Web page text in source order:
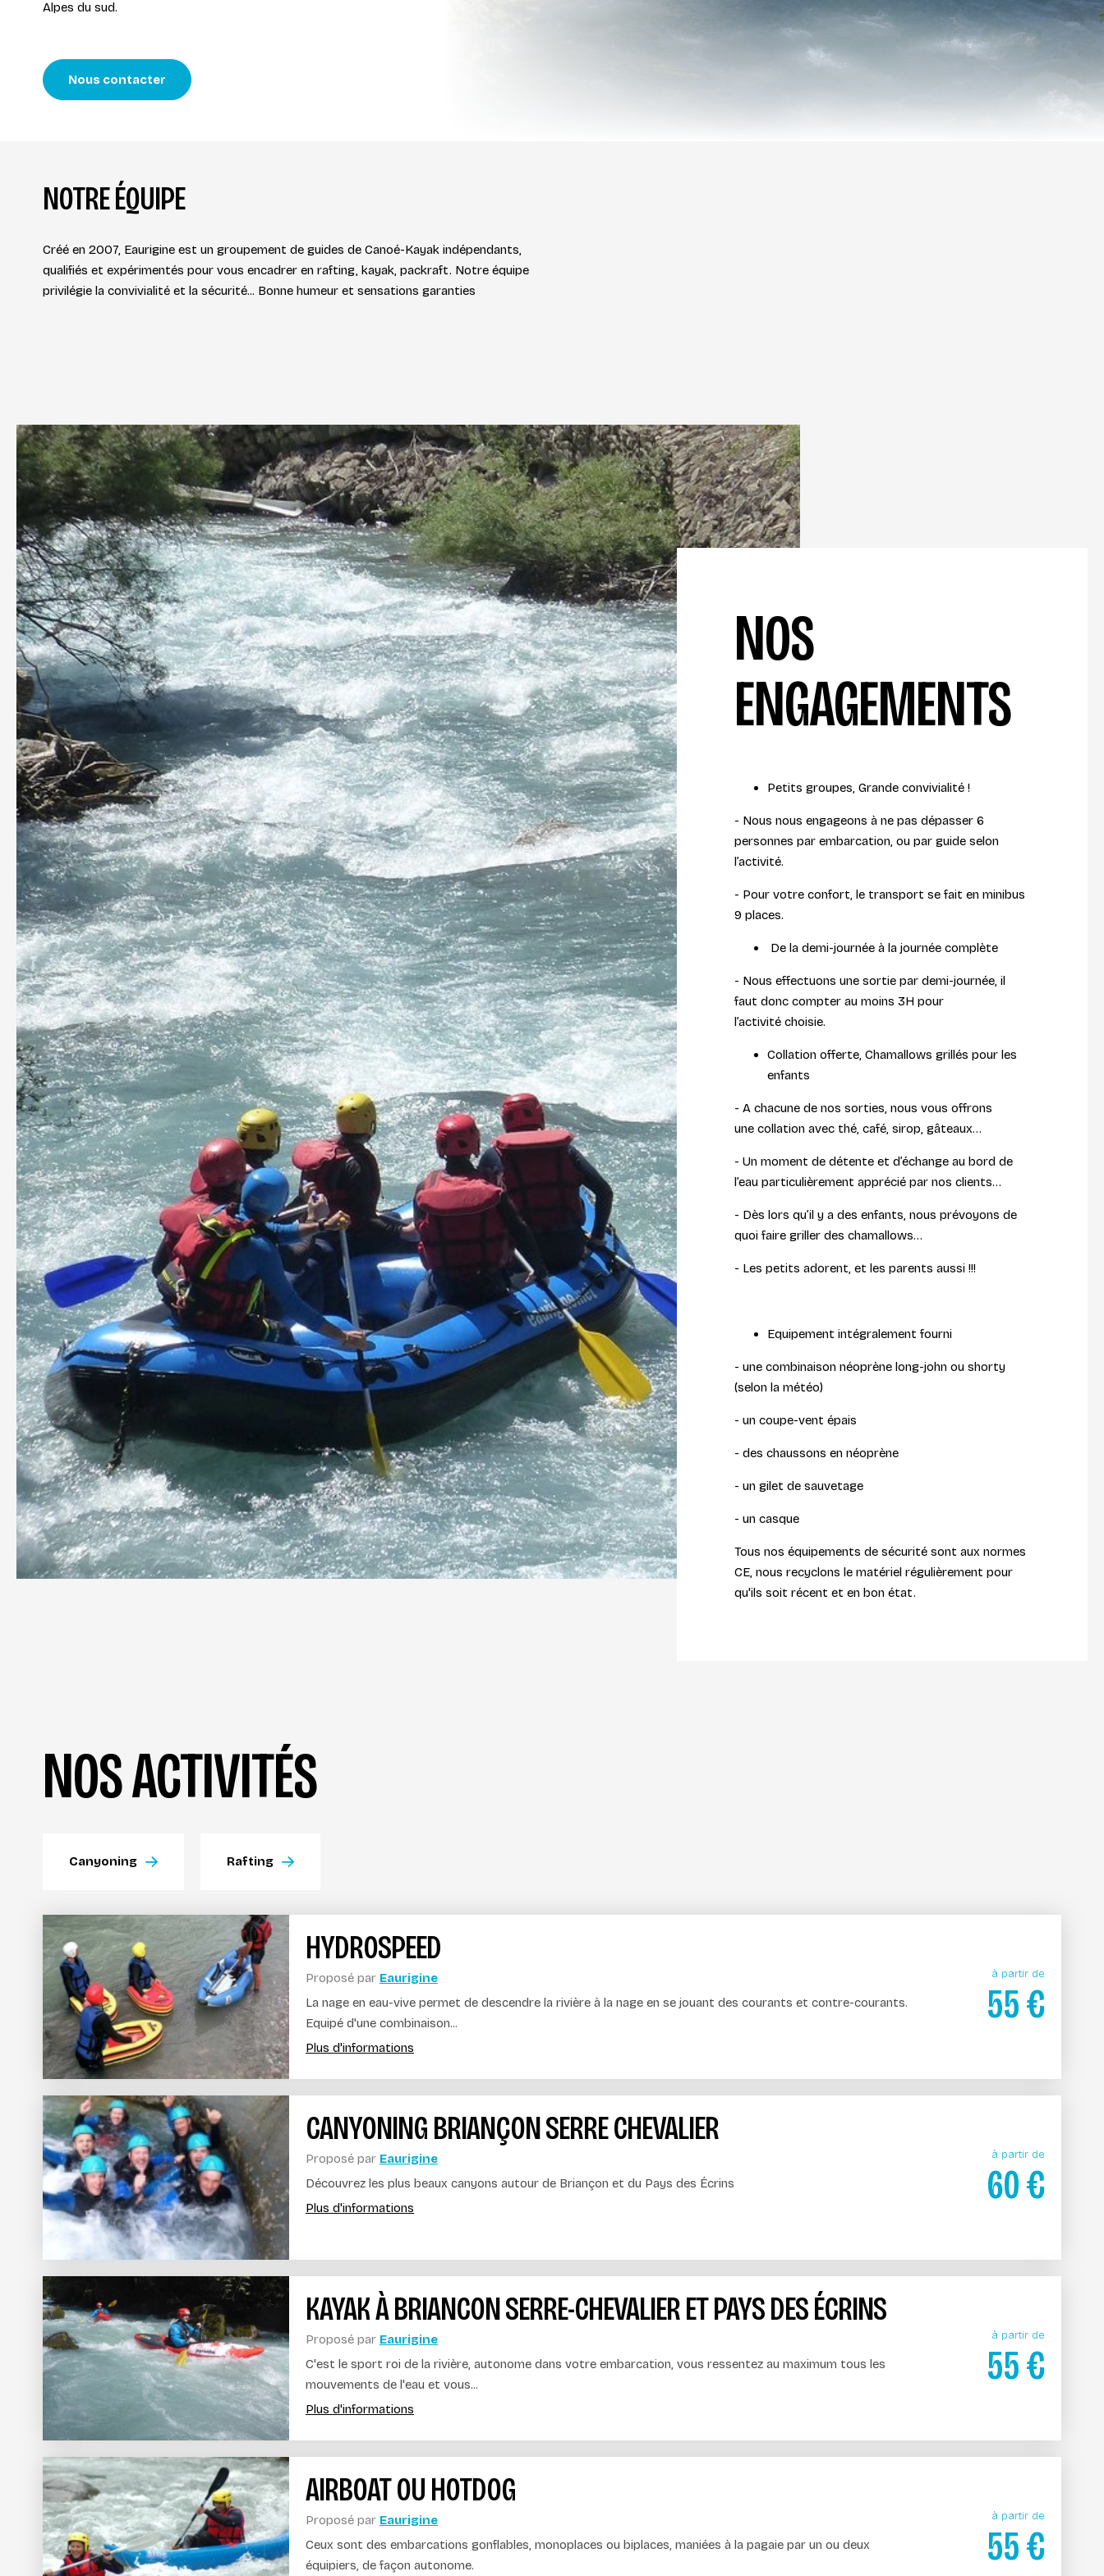
Alpes du sud.
Nous contacter
NOTRE ÉQUIPE
Créé en 2007, Eaurigine est un groupement de guides de Canoé-Kayak indépendants,
qualifiés et expérimentés pour vous encadrer en rafting, kayak, packraft. Notre équipe
privilégie la convivialité et la sécurité... Bonne humeur et sensations garanties
NOS
ENGAGEMENTS
Petits groupes, Grande convivialité !
- Nous nous engageons à ne pas dépasser 6
personnes par embarcation, ou par guide selon
l’activité.
- Pour votre confort, le transport se fait en minibus
9 places.
De la demi-journée à la journée complète
- Nous effectuons une sortie par demi-journée, il
faut donc compter au moins 3H pour
l’activité choisie.
Collation offerte, Chamallows grillés pour les
enfants
- A chacune de nos sorties, nous vous offrons
une collation avec thé, café, sirop, gâteaux…
- Un moment de détente et d’échange au bord de
l’eau particulièrement apprécié par nos clients…
- Dès lors qu’il y a des enfants, nous prévoyons de
quoi faire griller des chamallows…
- Les petits adorent, et les parents aussi !!!
Equipement intégralement fourni
- une combinaison néoprène long-john ou shorty
(selon la météo)
- un coupe-vent épais
- des chaussons en néoprène
- un gilet de sauvetage
- un casque
Tous nos équipements de sécurité sont aux normes
CE, nous recyclons le matériel régulièrement pour
qu'ils soit récent et en bon état.
NOS ACTIVITÉS
Canyoning Rafting
HYDROSPEED
Proposé par Eaurigine à partir de
55€
La nage en eau-vive permet de descendre la rivière à la nage en se jouant des courants et contre-courants.
Equipé d'une combinaison...
Plus d'informations
CANYONING BRIANÇON SERRE CHEVALIER
Proposé par Eaurigine à partir de
60€
Découvrez les plus beaux canyons autour de Briançon et du Pays des Écrins
Plus d'informations
KAYAK À BRIANCON SERRE-CHEVALIER ET PAYS DES ÉCRINS
Proposé par Eaurigine à partir de
55€
C'est le sport roi de la rivière, autonome dans votre embarcation, vous ressentez au maximum tous les
mouvements de l'eau et vous...
Plus d'informations
AIRBOAT OU HOTDOG
Proposé par Eaurigine à partir de
55€
Ceux sont des embarcations gonflables, monoplaces ou biplaces, maniées à la pagaie par un ou deux
équipiers, de façon autonome.